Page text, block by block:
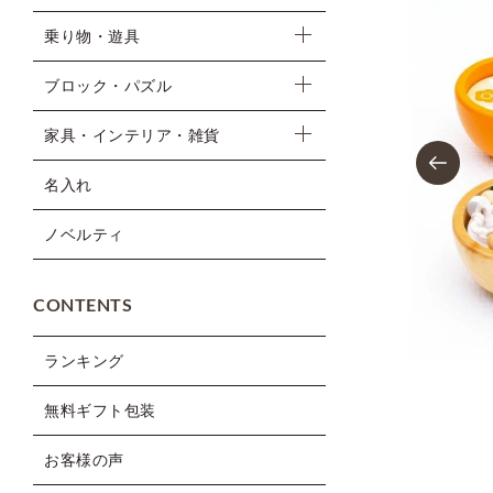
乗り物・遊具
ブロック・パズル
家具・インテリア・雑貨
名入れ
ノベルティ
CONTENTS
ランキング
無料ギフト包装
お客様の声